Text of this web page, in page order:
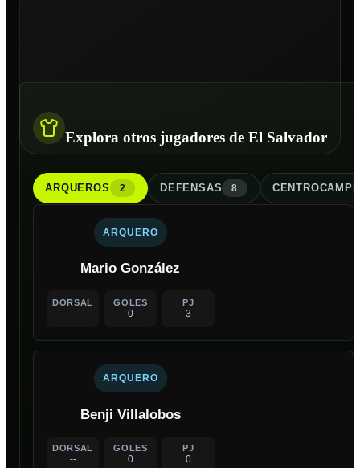
Explora otros jugadores de El Salvador
ARQUEROS 2 DEFENSAS 8
ARQUERO
Mario González
DORSAL
--
GOLES
0
PJ
3
ARQUERO
Benji Villalobos
DORSAL
--
GOLES
0
PJ
0